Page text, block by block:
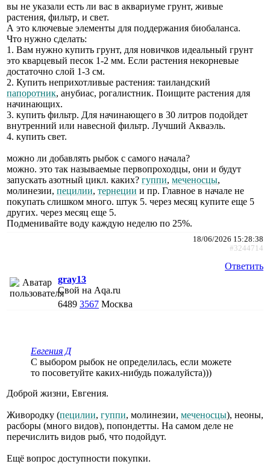
вы не указали есть ли вас в аквариуме грунт, живые
растения, фильтр, и свет.
А это ключевые элементы для поддержания биобаланса.
Что нужно сделать:
1. Вам нужно купить грунт, для новичков идеальный грунт
это кварцевый песок 1-2 мм. Если растения некорневые
достаточно слой 1-3 см.
2. Купить неприхотливые растения: таиландский
папоротник, анубиас, рогалистник. Поищите растения для
начинающих.
3. купить фильтр. Для начинающего в 30 литров подойдет
внутренний или навесной фильтр. Лучший Акваэль.
4. купить свет.
можно ли добавлять рыбок с самого начала?
можно. это так называемые первопроходцы, они и будут
запускать азотный цикл. каких? гуппи, меченосцы,
молинезии, пецилии, тернеции и пр. Главное в начале не
покупать слишком много. штук 5. через месяц купите еще 5
других. через месяц еще 5.
Подменивайте воду каждую неделю по 25%.
18/06/2026 15:28:38
#3244714
Ответить
gray13
Свой на Aqa.ru
6489 3567 Москва
Евгения Д
С выбором рыбок не определилась, если можете
то посоветуйте каких-нибудь пожалуйста)))
Доброй жизни, Евгения.
Живородку (пецилии, гуппи, молинезии, меченосцы), неоны,
расборы (много видов), попондетты. На самом деле не
перечислить видов рыб, что подойдут.
Ещё вопрос доступности покупки.